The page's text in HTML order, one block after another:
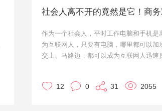
社会人离不开的竟然是它！商务
作为一个社会人，平时工作电脑和手机是
为互联网人，只要有电脑，哪里都可以加
交上、马路边，都可以成为互联网人迅速
上本身要带的东西就比较多，单纯的手提
12 0 31 2055